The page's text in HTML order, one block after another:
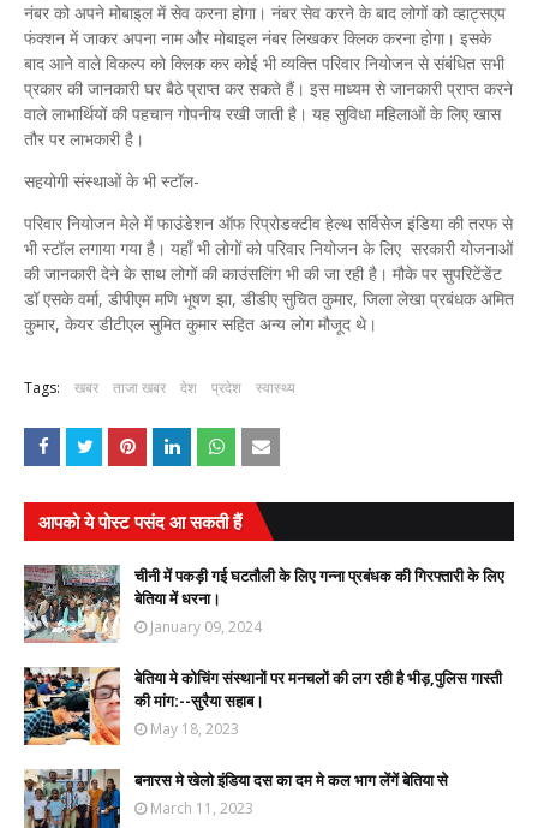
नंबर को अपने मोबाइल में सेव करना होगा। नंबर सेव करने के बाद लोगों को व्हाट्सएप
फंक्शन में जाकर अपना नाम और मोबाइल नंबर लिखकर क्लिक करना होगा। इसके
बाद आने वाले विकल्प को क्लिक कर कोई भी व्यक्ति परिवार नियोजन से संबंधित सभी
प्रकार की जानकारी घर बैठे प्राप्त कर सकते हैं। इस माध्यम से जानकारी प्राप्त करने
वाले लाभार्थियों की पहचान गोपनीय रखी जाती है। यह सुविधा महिलाओं के लिए खास
तौर पर लाभकारी है।
सहयोगी संस्थाओं के भी स्टॉल-
परिवार नियोजन मेले में फाउंडेशन ऑफ रिप्रोडक्टीव हेल्थ सर्विसेज इंडिया की तरफ से
भी स्टॉल लगाया गया है। यहाँ भी लोगों को परिवार नियोजन के लिए सरकारी योजनाओं
की जानकारी देने के साथ लोगों की काउंसलिंग भी की जा रही है। मौके पर सुपरिटेंडेंट
डॉ एसके वर्मा, डीपीएम मणि भूषण झा, डीडीए सुचित कुमार, जिला लेखा प्रबंधक अमित
कुमार, केयर डीटीएल सुमित कुमार सहित अन्य लोग मौजूद थे।
Tags: खबर ताजा खबर देश प्रदेश स्वास्थ्य
आपको ये पोस्ट पसंद आ सकती हैं
चीनी में पकड़ी गई घटतौली के लिए गन्ना प्रबंधक की गिरफ्तारी के लिए
बेतिया में धरना।
January 09, 2024
बेतिया मे कोचिंग संस्थानों पर मनचलों की लग रही है भीड़,पुलिस गास्ती
की मांग:--सुरैया सहाब।
May 18, 2023
बनारस मे खेलो इंडिया दस का दम मे कल भाग लेंगें बेतिया से
March 11, 2023